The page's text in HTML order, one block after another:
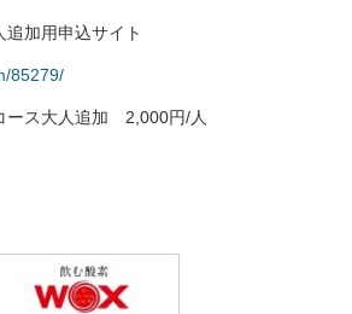
加用申込サイト
85279/
ース大人追加 2,000円/人